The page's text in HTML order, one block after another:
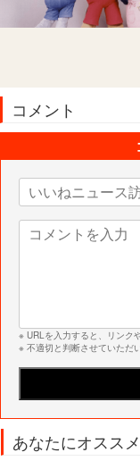
コメント
※ URLを入力すると、リンク
※ 不適切と判断させていただ
あなたにオスス